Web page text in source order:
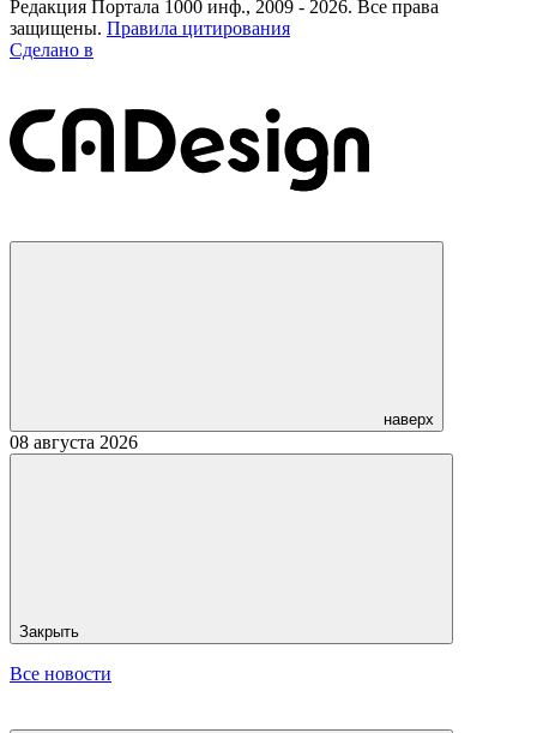
Редакция Портала 1000 инф., 2009 - 2026. Все права
защищены. Правила цитирования
Сделано в
наверх
08 августа 2026
Закрыть
Все новости